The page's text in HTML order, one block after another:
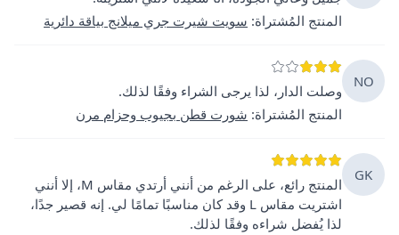
المنتج المُشتراة: سويت شيرت جري ميلانج بياقة دائرية
NO
وصلت الدار، لذا يرجى الشراء وفقًا لذلك.
المنتج المُشتراة: شورت قطن بجيوب وحزام مرن
GK
المنتج رائع، على الرغم من أنني أرتدي مقاس M، إلا أنني
اشتريت مقاس L وقد كان مناسبًا تمامًا لي. إنه قصير جدًا،
لذا يُفضل شراءه وفقًا لذلك.